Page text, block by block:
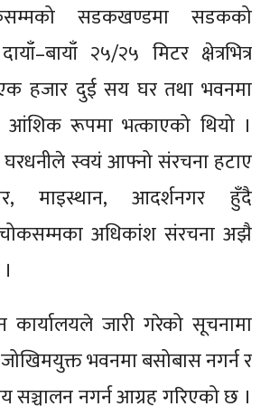
सडकखण्डमा सडकको
२५/२५ मिटर क्षेत्रभित्र
हजार दुई सय घर तथा भवनमा
आंशिक रूपमा भत्काएको थियो ।
स्वयं आफ्नो संरचना हटाए
माइस्थान, आदर्शनगर हुँदै
अधिकांश संरचना अझै
जारी गरेको सूचनामा
जोखिमयुक्त भवनमा बसोबास नगर्न र
सञ्चालन नगर्न आग्रह गरिएको छ ।